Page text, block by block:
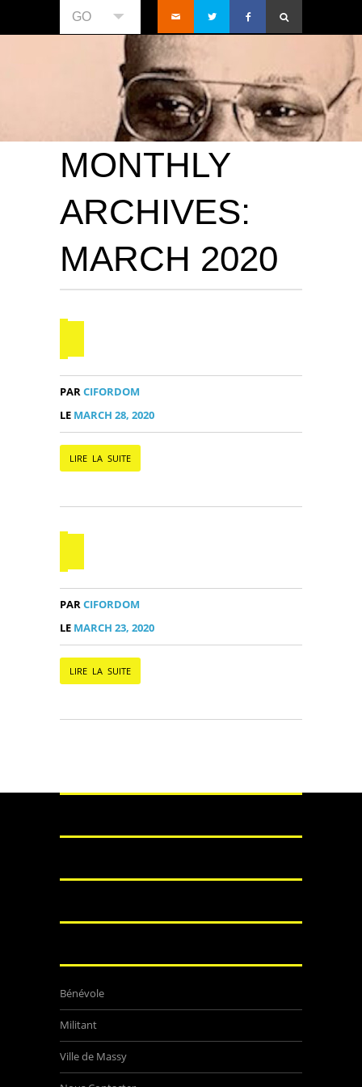
GO
MONTHLY
ARCHIVES:
MARCH 2020
PARCIFORDOM
LE MARCH 28, 2020
LIRE LA SUITE
PARCIFORDOM
LE MARCH 23, 2020
LIRE LA SUITE
Bénévole
Militant
Ville de Massy